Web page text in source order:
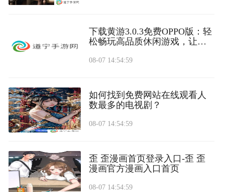
下载黄游3.0.3免费OPPO版：轻
松畅玩高品质休闲游戏，让你
08-07 14:54:59
如何找到免费网站在线观看人
数最多的电视剧？
08-07 14:54:59
歪 歪漫画首页登录入口-歪 歪
漫画官方漫画入口首页
08-07 14:54:59